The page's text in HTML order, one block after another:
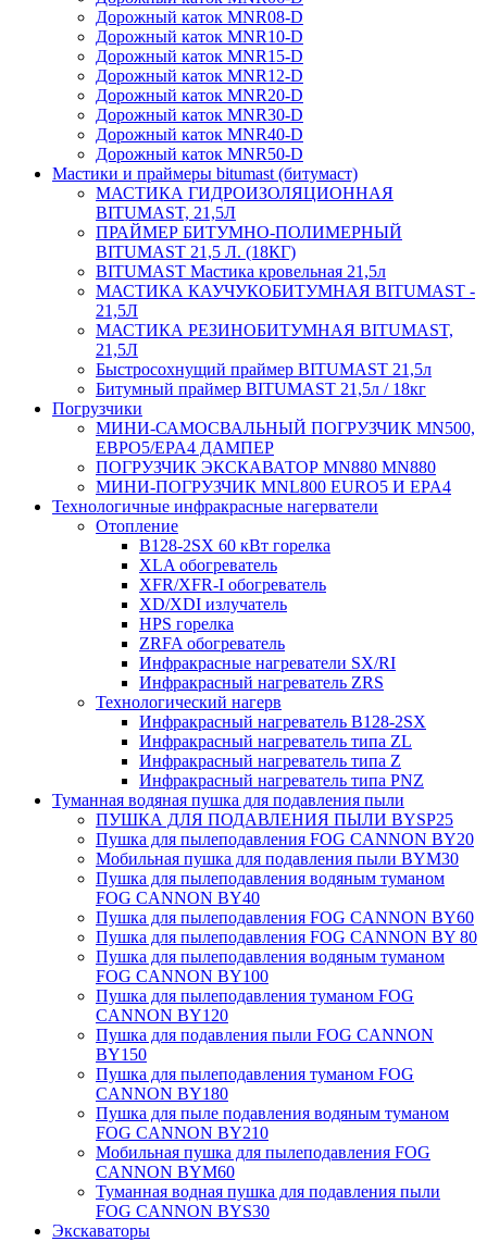
Дорожный каток MNR08-D
Дорожный каток MNR10-D
Дорожный каток MNR15-D
Дорожный каток MNR12-D
Дорожный каток MNR20-D
Дорожный каток MNR30-D
Дорожный каток MNR40-D
Дорожный каток MNR50-D
Мастики и праймеры bitumast (битумаст)
МАСТИКА ГИДРОИЗОЛЯЦИОННАЯ
BITUMAST, 21,5Л
ПРАЙМЕР БИТУМНО-ПОЛИМЕРНЫЙ
BITUMAST 21,5 Л. (18КГ)
BITUMAST Мастика кровельная 21,5л
МАСТИКА КАУЧУКОБИТУМНАЯ BITUMAST -
21,5Л
МАСТИКА РЕЗИНОБИТУМНАЯ BITUMAST,
21,5Л
Быстросохнущий праймер BITUMAST 21,5л
Битумный праймер BITUMAST 21,5л / 18кг
Погрузчики
МИНИ-САМОСВАЛЬНЫЙ ПОГРУЗЧИК MN500,
ЕВРО5/EPA4 ДАМПЕР
ПОГРУЗЧИК ЭКСКАВАТОР MN880 MN880
МИНИ-ПОГРУЗЧИК MNL800 EURO5 И EPA4
Технологичные инфракрасные нагерватели
Отопление
B128-2SX 60 кВт горелка
XLA обогреватель
XFR/XFR-I обогреватель
XD/XDI излучатель
HPS горелка
ZRFA обогреватель
Инфракрасные нагреватели SX/RI
Инфракрасный нагреватель ZRS
Технологический нагерв
Инфракрасный нагреватель B128-2SX
Инфракрасный нагреватель типа ZL
Инфракрасный нагреватель типа Z
Инфракрасный нагреватель типа PNZ
Туманная водяная пушка для подавления пыли
ПУШКА ДЛЯ ПОДАВЛЕНИЯ ПЫЛИ BYSP25
Пушка для пылеподавления FOG CANNON BY20
Мобильная пушка для подавления пыли BYM30
Пушка для пылеподавления водяным туманом
FOG CANNON BY40
Пушка для пылеподавления FOG CANNON BY60
Пушка для пылеподавления FOG CANNON BY 80
Пушка для пылеподавления водяным туманом
FOG CANNON BY100
Пушка для пылеподавления туманом FOG
CANNON BY120
Пушка для подавления пыли FOG CANNON
BY150
Пушка для пылеподавления туманом FOG
CANNON BY180
Пушка для пыле подавления водяным туманом
FOG CANNON BY210
Мобильная пушка для пылеподавления FOG
CANNON BYM60
Туманная водная пушка для подавления пыли
FOG CANNON BYS30
Экскаваторы